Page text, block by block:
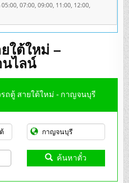
05:00, 07:00, 09:00, 11:00, 12:00,
ใต้ใหม่ –
ไลน์
รถตู้ สายใต้ใหม่ - กาญจนบุรี
ค้นหาตั๋ว